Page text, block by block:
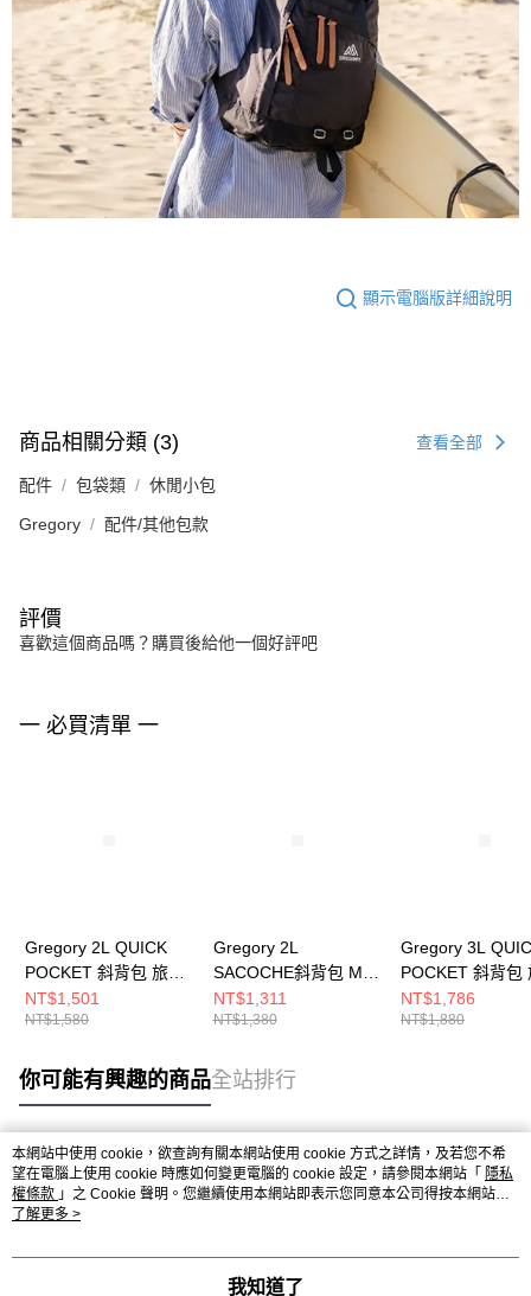
顯示電腦版詳細說明
商品相關分類 (3) 查看全部
配件 包袋類 休閒小包
Gregory 配件/其他包款
評價
喜歡這個商品嗎？購買後給他一個好評吧
一 必買清單 一
Gregory 2L QUICK
POCKET 斜背包 旅行
小包 花園油彩
NT$1,501
NT$1,580
Gregory 2L
SACOCHE斜背包 M
花園油彩
NT$1,311
NT$1,380
Gregory 3L
POCKET 斜背包
小包 花園油彩
NT$1,786
NT$1,880
你可能有興趣的商品全站排行
熱門標籤
本網站中使用 cookie，欲查詢有關本網站使用 cookie 方式之詳情，及若您不希
望在電腦上使用 cookie 時應如何變更電腦的 cookie 設定，請參閱本網站「 隱私
權條款 」之 Cookie 聲明。您繼續使用本網站即表示您同意本公司得按本網站使
用條款之 Cookie 聲明使用 cookie。
了解更多 >
我知道了